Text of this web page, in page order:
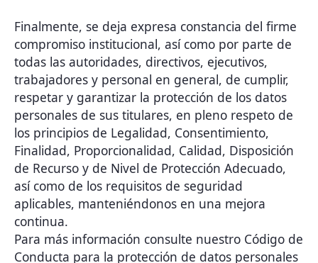
Finalmente, se deja expresa constancia del firme
compromiso institucional, así como por parte de
todas las autoridades, directivos, ejecutivos,
trabajadores y personal en general, de cumplir,
respetar y garantizar la protección de los datos
personales de sus titulares, en pleno respeto de
los principios de Legalidad, Consentimiento,
Finalidad, Proporcionalidad, Calidad, Disposición
de Recurso y de Nivel de Protección Adecuado,
así como de los requisitos de seguridad
aplicables, manteniéndonos en una mejora
continua.
Para más información consulte nuestro Código de
Conducta para la protección de datos personales